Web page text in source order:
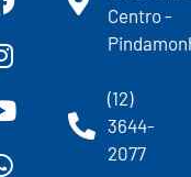
Centro -
(12)
3644-
2077